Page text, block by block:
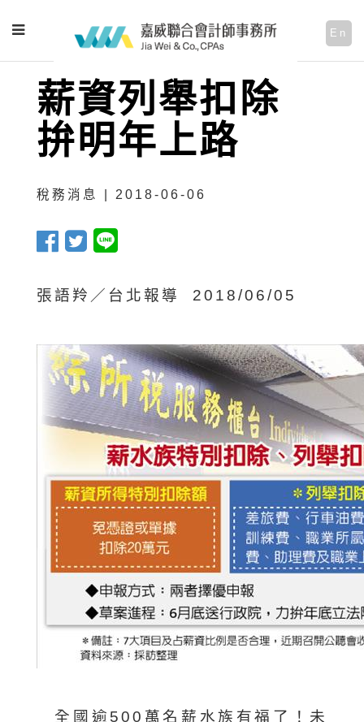
En
薪資列舉扣除
拚明年上路
稅務消息 | 2018-06-06
張語羚／台北報導 2018/06/05
全國逾500萬名薪水族有福了！未